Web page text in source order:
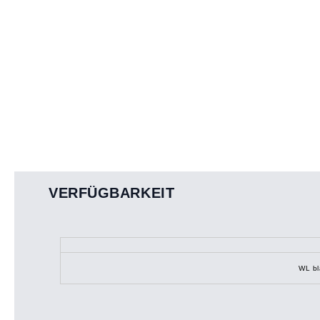
VERFÜGBARKEIT
WL